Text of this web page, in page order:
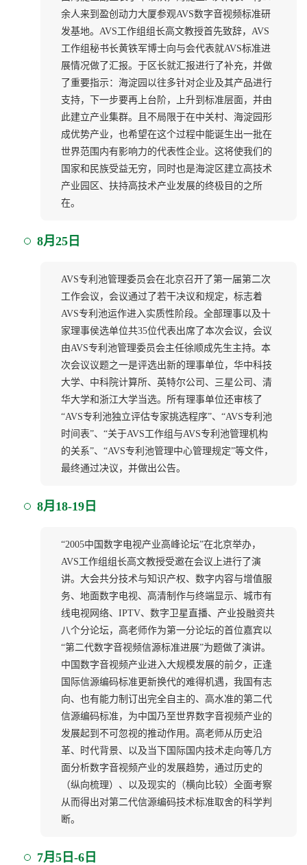
余人来到盈创动力大厦参观AVS数字音视频标准研
发基地。AVS工作组组长高文教授首先致辞，AVS
工作组秘书长黄铁军博士向与会代表就AVS标准进
展情况做了汇报。于区长就汇报进行了补充，并做
了重要指示：海淀园以往多针对企业及其产品进行
支持，下一步要再上台阶，上升到标准层面，并由
此建立产业集群。且不局限于在中关村、海淀园形
成优势产业，也希望在这个过程中能诞生出一批在
世界范围内有影响力的代表性企业。这将使我们的
国家和民族受益无穷，同时也是海淀区建立高技术
产业园区、扶持高技术产业发展的终极目的之所
在。
8月25日
AVS专利池管理委员会在北京召开了第一届第二次
工作会议，会议通过了若干决议和规定，标志着
AVS专利池运作进入实质性阶段。全部理事以及十
家理事侯选单位共35位代表出席了本次会议，会议
由AVS专利池管理委员会主任徐顺成先生主持。本
次会议议题之一是评选出新的理事单位，华中科技
大学、中科院计算所、英特尔公司、三星公司、清
华大学和浙江大学当选。所有理事单位还审核了
“AVS专利池独立评估专家挑选程序”、“AVS专利池
时间表”、“关于AVS工作组与AVS专利池管理机构
的关系”、“AVS专利池管理中心管理规定”等文件，
最终通过决议，并做出公告。
8月18-19日
“2005中国数字电视产业高峰论坛”在北京举办，
AVS工作组组长高文教授受邀在会议上进行了演
讲。大会共分技术与知识产权、数字内容与增值服
务、地面数字电视、高清制作与终端显示、城市有
线电视网络、IPTV、数字卫星直播、产业投融资共
八个分论坛，高老师作为第一分论坛的首位嘉宾以
“第二代数字音视频信源标准进展”为题做了演讲。
中国数字音视频产业进入大规模发展的前夕，正逢
国际信源编码标准更新换代的难得机遇，我国有志
向、也有能力制订出完全自主的、高水准的第二代
信源编码标准，为中国乃至世界数字音视频产业的
发展起到不可忽视的推动作用。高老师从历史沿
革、时代背景、以及当下国际国内技术走向等几方
面分析数字音视频产业的发展趋势，通过历史的
（纵向梳理）、以及现实的（横向比较）全面考察
从而得出对第二代信源编码技术标准取舍的科学判
断。
7月5日-6日